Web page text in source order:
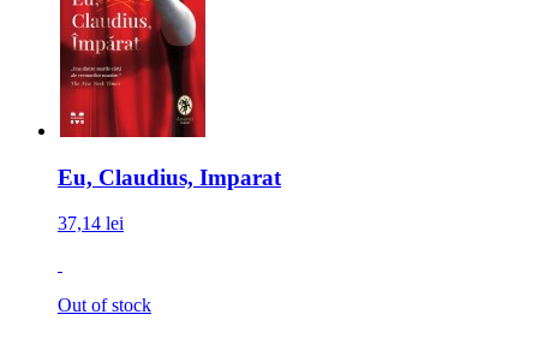
Eu, Claudius, Imparat
37,14 lei
Out of stock